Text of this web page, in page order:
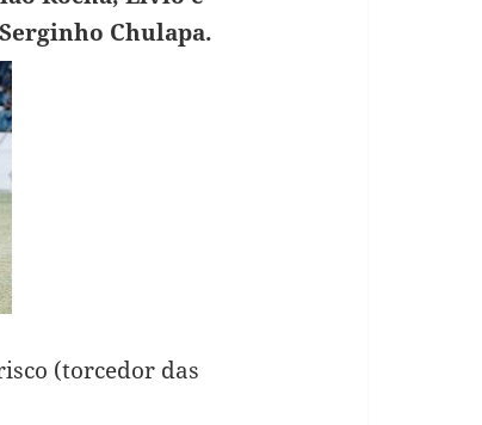
Chulapa.
(torcedor das